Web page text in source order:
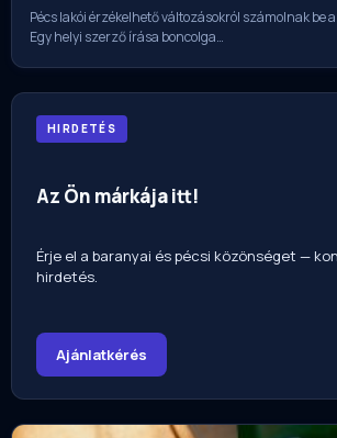
Pécs lakói érzékelhető változásokról számolnak be
Egy helyi szerző írása boncolga…
HIRDETÉS
Az Ön márkája itt!
Érje el a baranyai és pécsi közönséget —
hirdetés.
Ajánlatkérés